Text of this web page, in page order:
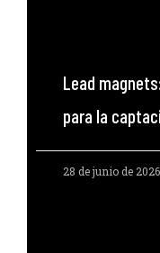
Lead
para la
28 de junio de 2026